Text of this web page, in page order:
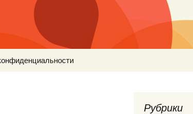
Рубрики